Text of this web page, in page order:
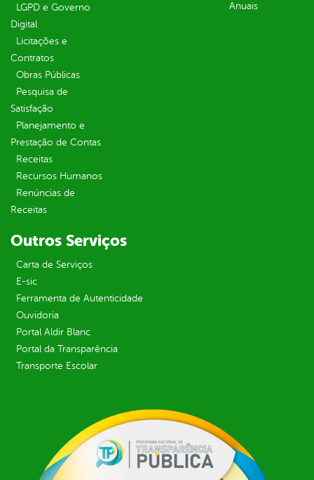
LGPD e Governo
Digital
Licitações e
Contratos
Obras Públicas
Pesquisa de
Satisfação
Planejamento e
Prestação de Contas
Receitas
Recursos Humanos
Renúncias de
Receitas
Anuais
Outros Serviços
Carta de Serviços
E-sic
Ferramenta de Autenticidade
Ouvidoria
Portal Aldir Blanc
Portal da Transparência
Transporte Escolar